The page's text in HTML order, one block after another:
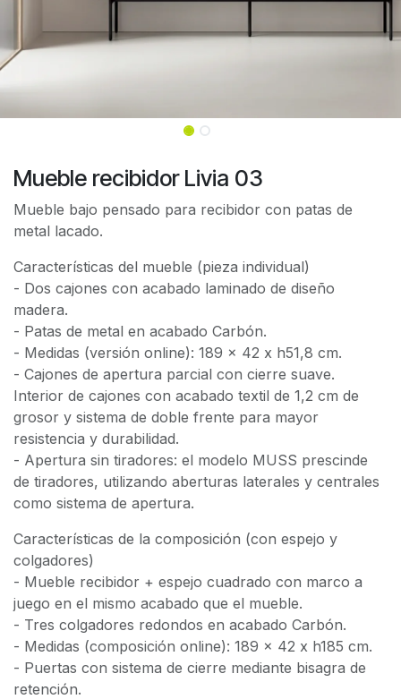
Mueble recibidor Livia 03
Mueble bajo pensado para recibidor con patas de
metal lacado.
Características del mueble (pieza individual)
- Dos cajones con acabado laminado de diseño
madera.
- Patas de metal en acabado Carbón.
- Medidas (versión online): 189 x 42 x h51,8 cm.
- Cajones de apertura parcial con cierre suave.
Interior de cajones con acabado textil de 1,2 cm de
grosor y sistema de doble frente para mayor
resistencia y durabilidad.
- Apertura sin tiradores: el modelo MUSS prescinde
de tiradores, utilizando aberturas laterales y centrales
como sistema de apertura.
Características de la composición (con espejo y
colgadores)
- Mueble recibidor + espejo cuadrado con marco a
juego en el mismo acabado que el mueble.
- Tres colgadores redondos en acabado Carbón.
- Medidas (composición online): 189 x 42 x h185 cm.
- Puertas con sistema de cierre mediante bisagra de
retención.